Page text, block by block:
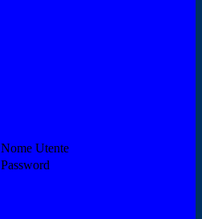
Nome Utente
Password